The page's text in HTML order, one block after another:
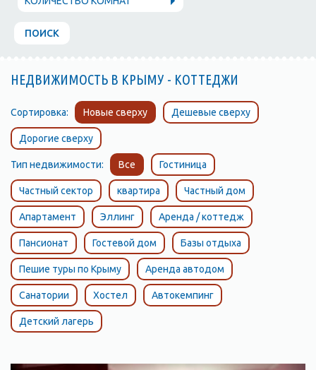
ПОИСК
НЕДВИЖИМОСТЬ В КРЫМУ - КОТТЕДЖИ
Сортировка: Новые сверху Дешевые сверху
Дорогие сверху
Тип недвижимости: Все Гостиница
Частный сектор квартира Частный дом
Апартамент Эллинг Аренда / коттедж
Пансионат Гостевой дом Базы отдыха
Пешие туры по Крыму Аренда автодом
Санатории Хостел Автокемпинг
Детский лагерь